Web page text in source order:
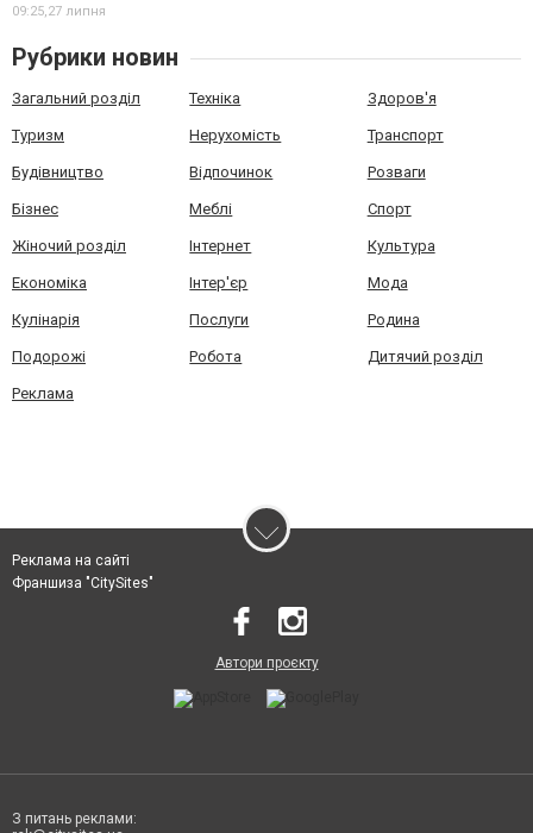
09:25,27 липня
Рубрики новин
Загальний розділ Техніка Здоров'я
Туризм Нерухомість Транспорт
Будівництво Відпочинок Розваги
Бізнес Меблі Спорт
Жіночий розділ Інтернет Культура
Економіка Інтер'єр Мода
Кулінарія Послуги Родина
Подорожі Робота Дитячий розділ
Реклама
Реклама на сайті
Франшиза "CitySites"
Автори проєкту
З питань реклами: